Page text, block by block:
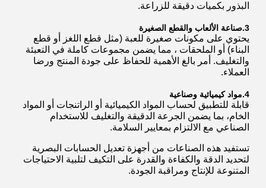
البذور بكميات دقيقة للزراعة.
3. صناعة الألعاب والقطع الصغيرة
يحتوي على مكونات صغيرة للعبة (مثل قطع اللغز أو قطع
البناء) أو الملحقات ، مما يضمن مجموعات كاملة في التعبئة
والتغليف. أمر بالغ الأهمية للحفاظ على جودة المنتج ورضا
العملاء.
4. مواد كيميائية وصناعية
قابلة للتطبيق لحساب المواد الكيميائية أو الراتنجات أو المواد
الخام، بما يضمن الجرعة الدقيقة والتغليف للاستخدام
الصناعي مع الالتزام بمعايير السلامة.
تستفيد هذه الصناعات من أجهزة تعديل الحسابات البصرية
لتحديد الدقة والكفاءة والقدرة على التكيف لتلبية الاحتياجات
المتنوعة للإنتاج ومراقبة الجودة.